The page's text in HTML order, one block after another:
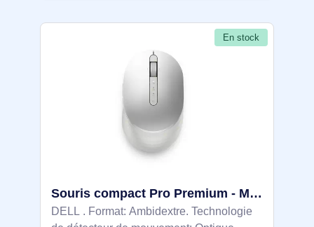
En stock
Souris compact Pro Premium - MS7421W - Platinum Silver (argenté) - MS7421W-SLV-EU
DELL . Format: Ambidextre. Technologie